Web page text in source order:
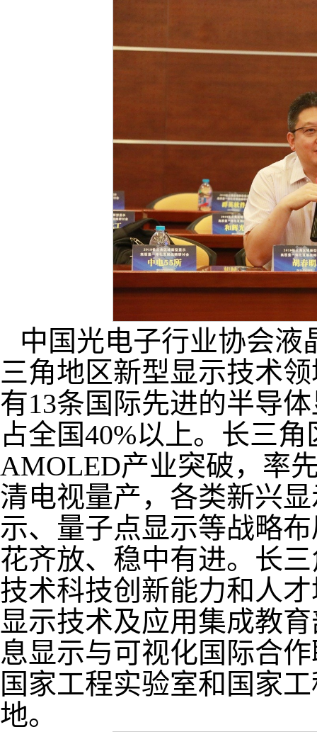
中国光电子行业协会液
三角地区新型显示技术
有13条国际先进的半导
占全国40%以上。长三
AMOLED产业突破，率
清电视量产，各类新兴
示、量子点显示等战略
花齐放、稳中有进。长
技术科技创新能力和人
显示技术及应用集成教
息显示与可视化国际合
国家工程实验室和国家
地。